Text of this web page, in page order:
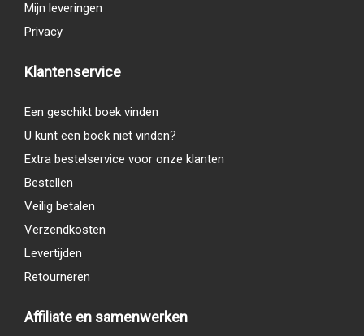
Mijn leveringen
Privacy
Klantenservice
Een geschikt boek vinden
U kunt een boek niet vinden?
Extra bestelservice voor onze klanten
Bestellen
Veilig betalen
Verzendkosten
Levertijden
Retourneren
Affiliate en samenwerken